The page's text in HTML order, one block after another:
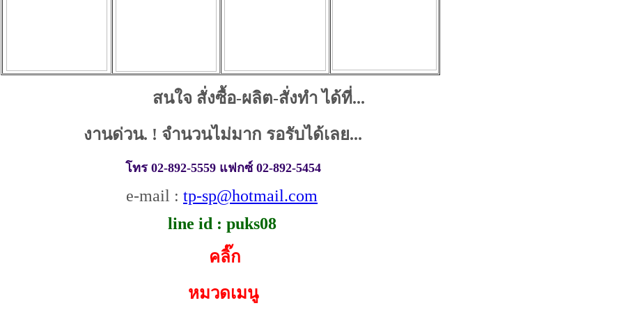
สนใจ สั่งซื้อ-ผลิต-สั่งทำ ได้ที่...
งานด่วน. ! จำนวนไม่มาก รอรับได้เลย...
โทร 02-892-5559 แฟกซ์ 02-892-5454
e-mail : tp-sp@hotmail.com
line id : puks08
คลิ๊ก
หมวดเมนู